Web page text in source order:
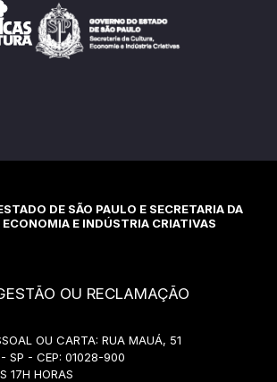
DE SÃO PAULO E SECRETARIA DA
E INDÚSTRIA CRIATIVAS
OU RECLAMAÇÃO
OU CARTA: RUA MAUÁ, 51
SP - CEP: 01028-900
17H HORAS